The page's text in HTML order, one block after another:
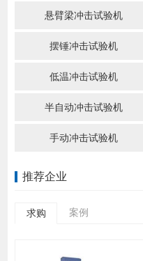
悬臂梁冲击试验机
摆锤冲击试验机
低温冲击试验机
半自动冲击试验机
手动冲击试验机
推荐企业
求购 案例